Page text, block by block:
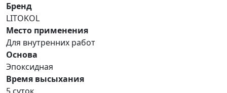
Бренд
LITOKOL
Место применения
Для внутренних работ
Основа
Эпоксидная
Время высыхания